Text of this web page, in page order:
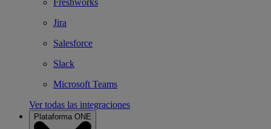
Freshworks
Jira
Salesforce
Slack
Microsoft Teams
Ver todas las integraciones
Plataforma ONE